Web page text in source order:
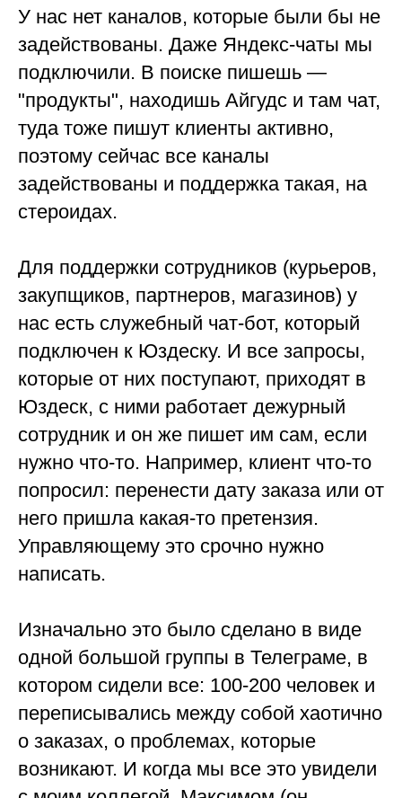
У нас нет каналов, которые были бы не
задействованы. Даже Яндекс-чаты мы
подключили. В поиске пишешь —
"продукты", находишь Айгудс и там чат,
туда тоже пишут клиенты активно,
поэтому сейчас все каналы
задействованы и поддержка такая, на
стероидах.
Для поддержки сотрудников (курьеров,
закупщиков, партнеров, магазинов) у
нас есть служебный чат-бот, который
подключен к Юздеску. И все запросы,
которые от них поступают, приходят в
Юздеск, с ними работает дежурный
сотрудник и он же пишет им сам, если
нужно что-то. Например, клиент что-то
попросил: перенести дату заказа или от
него пришла какая-то претензия.
Управляющему это срочно нужно
написать.
Изначально это было сделано в виде
одной большой группы в Телеграме, в
котором сидели все: 100-200 человек и
переписывались между собой хаотично
о заказах, о проблемах, которые
возникают. И когда мы все это увидели